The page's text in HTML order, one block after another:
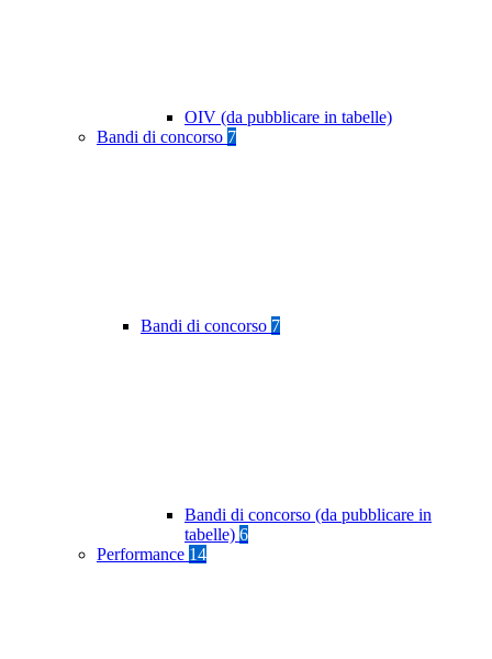
OIV (da pubblicare in tabelle)
Bandi di concorso 7
Bandi di concorso 7
Bandi di concorso (da pubblicare in
tabelle) 6
Performance 14